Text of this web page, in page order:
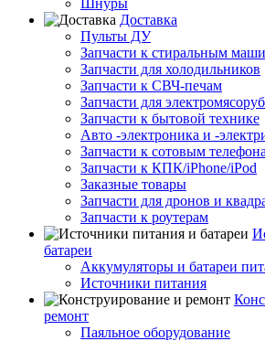
Шнуры
Доставка
Пульты ДУ
Запчасти к стиральным
Запчасти для холодильников
Запчасти к СВЧ-печам
Запчасти для
Запчасти к бытовой технике
Авто -электроника и -
Запчасти к сотовым
Запчасти к КПК/iPhone/iPod
Заказные товары
Запчасти для дронов и
Запчасти к роутерам
батареи
Аккумуляторы и батареи
Источники питания
ремонт
Паяльное оборудование